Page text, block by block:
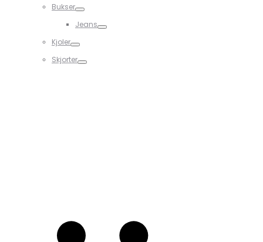
Bukser
Jeans
Kjoler
Skjorter